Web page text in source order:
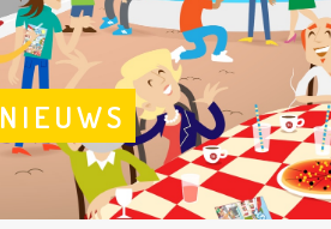
NIEUWS